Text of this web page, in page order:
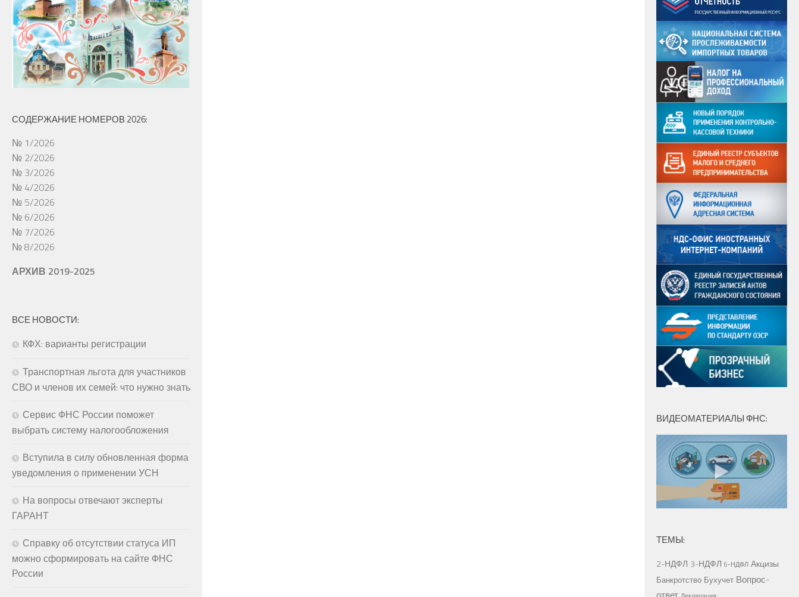
СОДЕРЖАНИЕ НОМЕРОВ 2026:
№ 1/2026
№ 2/2026
№ 3/2026
№ 4/2026
№ 5/2026
№ 6/2026
№ 7/2026
№ 8/2026
АРХИВ 2019-2025
ВСЕ НОВОСТИ:
КФХ: варианты регистрации
Транспортная льгота для участников
СВО и членов их семей: что нужно знать
Сервис ФНС России поможет
выбрать систему налогообложения
Вступила в силу обновленная форма
уведомления о применении УСН
На вопросы отвечают эксперты
ГАРАНТ
Справку об отсутствии статуса ИП
можно сформировать на сайте ФНС
России
ВИДЕОМАТЕРИАЛЫ ФНС:
ТЕМЫ:
2-НДФЛ 3-НДФЛ 6-НДФЛ Акцизы
Банкротство Бухучет Вопрос-